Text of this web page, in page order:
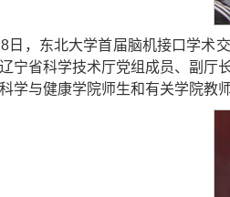
日，东北大学首届脑机接口学术
宁省科学技术厅党组成员、副厅
学与健康学院师生和有关学院教